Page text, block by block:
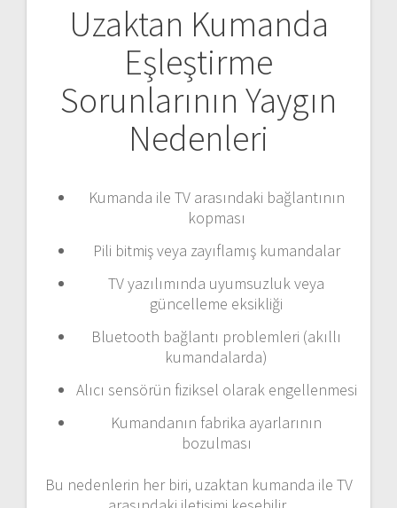
Uzaktan Kumanda
Eşleştirme
Sorunlarının Yaygın
Nedenleri
Kumanda ile TV arasındaki bağlantının
kopması
Pili bitmiş veya zayıflamış kumandalar
TV yazılımında uyumsuzluk veya
güncelleme eksikliği
Bluetooth bağlantı problemleri (akıllı
kumandalarda)
Alıcı sensörün fiziksel olarak engellenmesi
Kumandanın fabrika ayarlarının
bozulması
Bu nedenlerin her biri, uzaktan kumanda ile TV